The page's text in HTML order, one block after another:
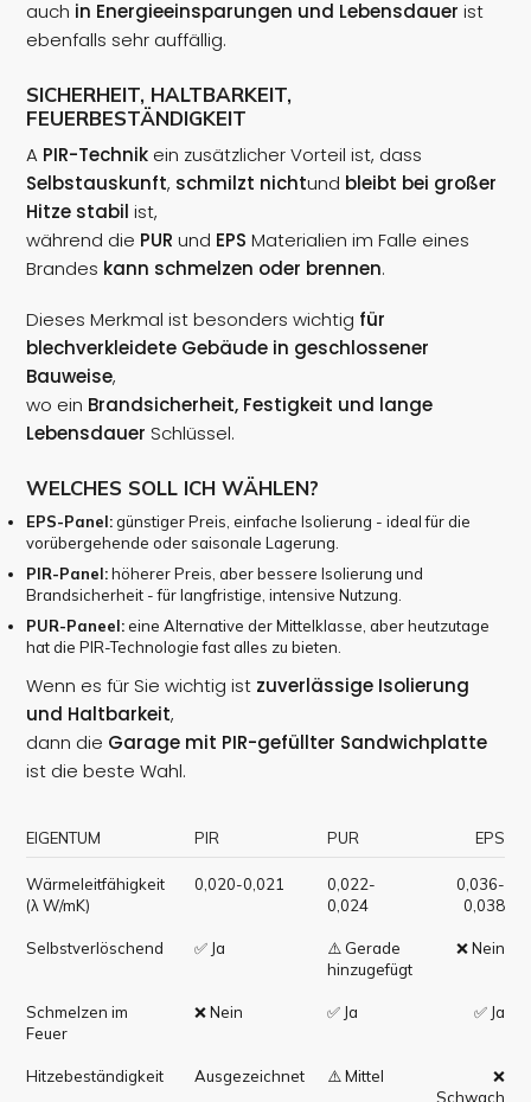
auch in Energieeinsparungen und Lebensdauer ist
ebenfalls sehr auffällig.
SICHERHEIT, HALTBARKEIT,
FEUERBESTÄNDIGKEIT
A PIR-Technik ein zusätzlicher Vorteil ist, dass
Selbstauskunft, schmilzt nichtund bleibt bei großer
Hitze stabil ist,
während die PUR und EPS Materialien im Falle eines
Brandes kann schmelzen oder brennen.
Dieses Merkmal ist besonders wichtig für
blechverkleidete Gebäude in geschlossener
Bauweise,
wo ein Brandsicherheit, Festigkeit und lange
Lebensdauer Schlüssel.
WELCHES SOLL ICH WÄHLEN?
EPS-Panel:günstiger Preis, einfache Isolierung - ideal für die
vorübergehende oder saisonale Lagerung.
PIR-Panel:höherer Preis, aber bessere Isolierung und
Brandsicherheit - für langfristige, intensive Nutzung.
PUR-Paneel: eine Alternative der Mittelklasse, aber heutzutage
hat die PIR-Technologie fast alles zu bieten.
Wenn es für Sie wichtig ist zuverlässige Isolierung
und Haltbarkeit,
dann die Garage mit PIR-gefüllter Sandwichplatte
ist die beste Wahl.
EIGENTUM PIR PUR EPS
Wärmeleitfähigkeit
(λ W/mK)
0,020-0,021
0,022-
0,024
0,036-
0,038
Selbstverlöschend ✅ Ja
⚠️ Gerade
hinzugefügt
❌ Nein
Schmelzen im
Feuer
❌ Nein ✅ Ja ✅ Ja
Hitzebeständigkeit Ausgezeichnet ⚠️ Mittel
❌
Schwach